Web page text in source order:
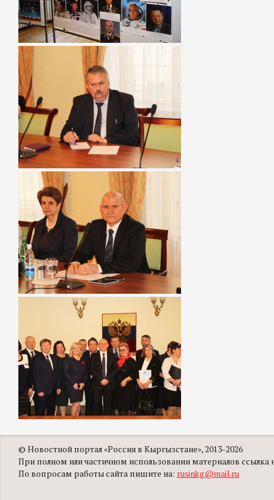
© Новостной портал «Россия в Кыргызстане», 2013-2026
При полном или частичном использовании материалов ссылка
По вопросам работы сайта пишите на: rusinkg@mail.ru